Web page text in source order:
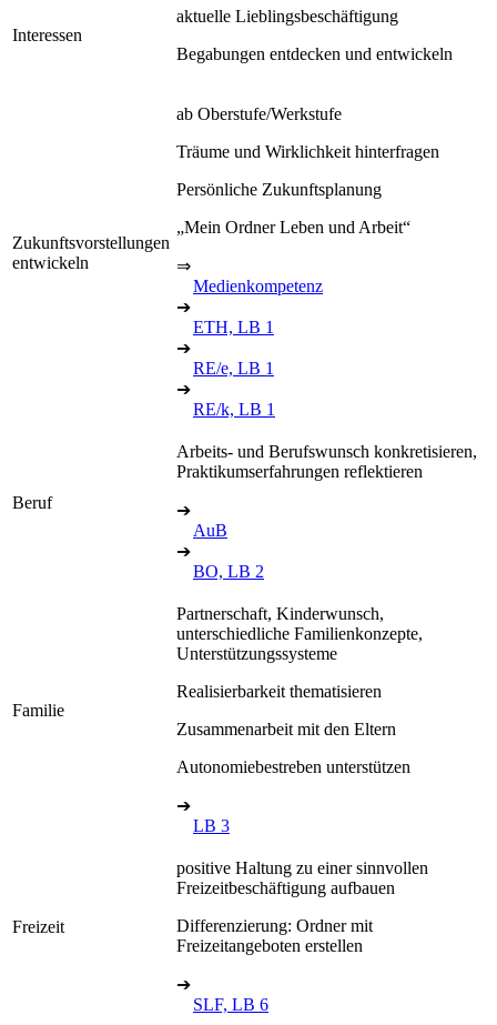
Interessen
aktuelle Lieblingsbeschäftigung
Begabungen entdecken und entwickeln
Zukunftsvorstellungen
entwickeln
ab Oberstufe/Werkstufe
Träume und Wirklichkeit hinterfragen
Persönliche Zukunftsplanung
„Mein Ordner Leben und Arbeit“
⇒
Medienkompetenz
➔
ETH, LB 1
➔
RE/e, LB 1
➔
RE/k, LB 1
Beruf
Arbeits- und Berufswunsch konkretisieren,
Praktikumserfahrungen reflektieren
➔
AuB
➔
BO, LB 2
Familie
Partnerschaft, Kinderwunsch,
unterschiedliche Familienkonzepte,
Unterstützungssysteme
Realisierbarkeit thematisieren
Zusammenarbeit mit den Eltern
Autonomiebestreben unterstützen
➔
LB 3
Freizeit
positive Haltung zu einer sinnvollen
Freizeitbeschäftigung aufbauen
Differenzierung: Ordner mit
Freizeitangeboten erstellen
➔
SLF, LB 6